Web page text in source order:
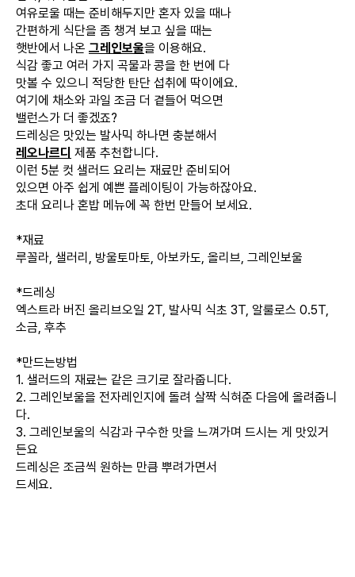
여유로울 때는 준비해두지만 혼자 있을 때나
간편하게 식단을 좀 챙겨 보고 싶을 때는
햇반에서 나온 그레인보울을 이용해요.
식감 좋고 여러 가지 곡물과 콩을 한 번에 다
맛볼 수 있으니 적당한 탄단 섭취에 딱이에요.
여기에 채소와 과일 조금 더 곁들어 먹으면
밸런스가 더 좋겠죠?
드레싱은 맛있는 발사믹 하나면 충분해서
레오나르디 제품 추천합니다.
이런 5분 컷 샐러드 요리는 재료만 준비되어
있으면 아주 쉽게 예쁜 플레이팅이 가능하잖아요.
초대 요리나 혼밥 메뉴에 꼭 한번 만들어 보세요.
*재료
루꼴라, 샐러리, 방울토마토, 아보카도, 올리브, 그레인보울
*드레싱
엑스트라 버진 올리브오일 2T, 발사믹 식초 3T, 알룰로스 0.5T,
소금, 후추
*만드는방법
1. 샐러드의 재료는 같은 크기로 잘라줍니다.
2. 그레인보울을 전자레인지에 돌려 살짝 식혀준 다음에 올려줍니
다.
3. 그레인보울의 식감과 구수한 맛을 느껴가며 드시는 게 맛있거
든요
드레싱은 조금씩 원하는 만큼 뿌려가면서
드세요.